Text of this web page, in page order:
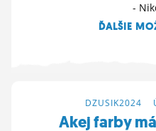
-
ĎALŠIE
DZUSIK2024
Akej farby